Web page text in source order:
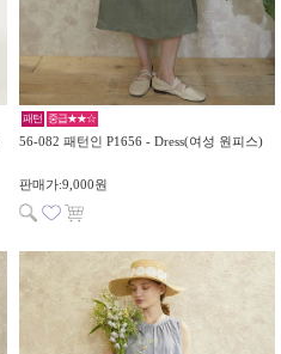
패턴 중급★★☆
56-082 패턴인 P1656 - Dress(여성 원피스)
판매가:9,000원